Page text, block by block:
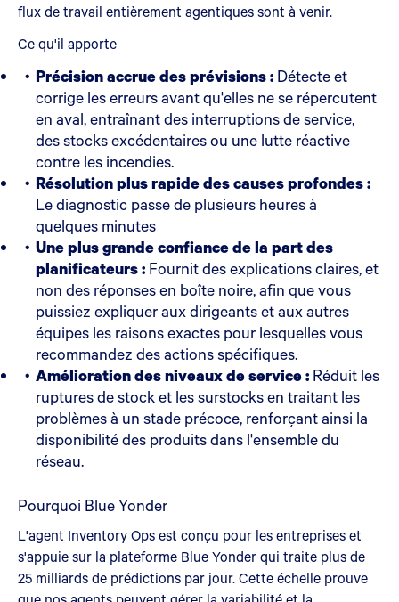
flux de travail entièrement agentiques sont à venir.
Ce qu'il apporte
Précision accrue des prévisions : Détecte et
corrige les erreurs avant qu'elles ne se répercutent
en aval, entraînant des interruptions de service,
des stocks excédentaires ou une lutte réactive
contre les incendies.
Résolution plus rapide des causes profondes :
Le diagnostic passe de plusieurs heures à
quelques minutes
Une plus grande confiance de la part des
planificateurs : Fournit des explications claires, et
non des réponses en boîte noire, afin que vous
puissiez expliquer aux dirigeants et aux autres
équipes les raisons exactes pour lesquelles vous
recommandez des actions spécifiques.
Amélioration des niveaux de service : Réduit les
ruptures de stock et les surstocks en traitant les
problèmes à un stade précoce, renforçant ainsi la
disponibilité des produits dans l'ensemble du
réseau.
Pourquoi Blue Yonder
L'agent Inventory Ops est conçu pour les entreprises et
s'appuie sur la plateforme Blue Yonder qui traite plus de
25 milliards de prédictions par jour. Cette échelle prouve